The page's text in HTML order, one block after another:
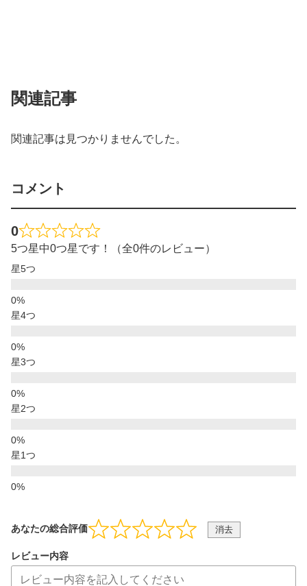
関連記事
関連記事は見つかりませんでした。
コメント
0
5つ星中0つ星です！（全0件のレビュー）
星5つ
星4つ
星3つ
星2つ
星1つ
あなたの総合評価 消去
レビュー内容